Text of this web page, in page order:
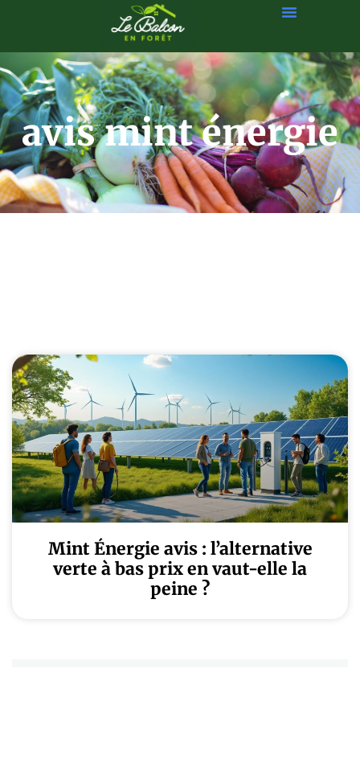
avis mint énergie
Mint Énergie avis : l’alternative
verte à bas prix en vaut-elle la
peine ?